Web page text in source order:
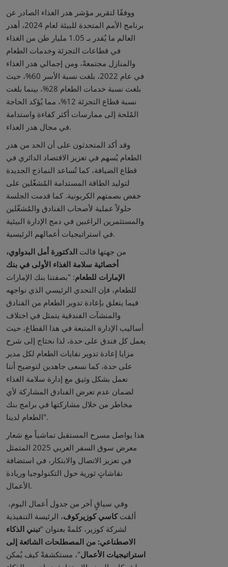
ووفقًا لتقرير مؤشر هدر الغذاء الصادر عن
برنامج الأمم المتحدة للبيئة لعام 2024، أهدر
العالم ما يُقدر بـ 1.05 مليار طن من الغذاء
في قطاعات التجزئة وخدمات الطعام
والمنازل مجتمعةً، ومن إجمالي هدر الغذاء
في عام 2022، بلغت نسبة الأسر 60%، حيث
بلغت نسبة خدمات الطعام 28%، بينما بلغت
نسبة قطاع التجزئة 12%، مما يُؤكد الحاجة
المُلحة إلى ممارسات أكثر كفاءة واستدامة
في مجال هدر الغذاء.
وقد أكد المتحدثون على أن الحد من هدر
الطعام يُسهم في تعزيز الاقتصاد الدائري في
قطاع الضيافة، كما تُساعد النماذج الجديدة
لتوليد الطاقة المستدامة المُشغّلين على
خفض بصمتهم الكربونية. كما قدمت الجلسة
حلولاً عملية لأصحاب الفنادق والمُشغّلين
والمستثمرين الراغبين في دمج الإدارة البيئية
في استراتيجيات أعمالهم الرئيسية.
من جهتها قالت الدكتورة أمل البدواوي،
أخصائية سلامة الغذاء الأولى في بنك
الإمارات للطعام: "بصفتنا بنك الإمارات
للطعام، فإن التحدي الرئيسي الذي نواجهه
فيما يتعلق بإعادة تدوير الطعام من الفنادق
والمنشآت الفندقية يتمثل في اختلاف
أساليب الإدارة المتبعة في هذا القطاع، حيث
يعمل كل فندق على حدة، لذا نحتاج إلى شرح
مزايا إعادة تدوير نفايات الطعام لكل مدير
على حدة، كما نسعى جاهدين لتوضيح أننا
نعمل بشكل وثيق مع إدارة سلامة الغذاء
لضمان عدم تعرض الفنادق المشاركة لأي
مخاطر من خلال مشاركتها في برامج بنك
الطعام لدينا".
هذا يواصل مسرح المستقبل تماشياً مع شعار
معرض سوق السفر العربي 2025 المتمثل
في تعزيز الاتصال والابتكار، في استضافة
نقاشاتٍ ثورية حول التكنولوجيا وريادة
الأعمال.
ألقتكاسي كوزيركوف، الرئيسة التنفيذية
لشركة كوزير، كلمةً بعنوان "تبني الذكاء
الاصطناعي: من المصطلحات الشائعة إلى
استراتيجيات الأعمال"، مستكشفةً كيف يُمكن